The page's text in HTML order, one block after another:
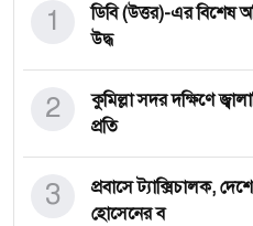
ডিবি (উত্তর)-এর বিশেষ
উদ্ধ
1
কুমিল্লা সদর দক্ষিণে
প্রতি
2
প্রবাসে ট্যাক্সিচালক,
হোসেনের ব
3